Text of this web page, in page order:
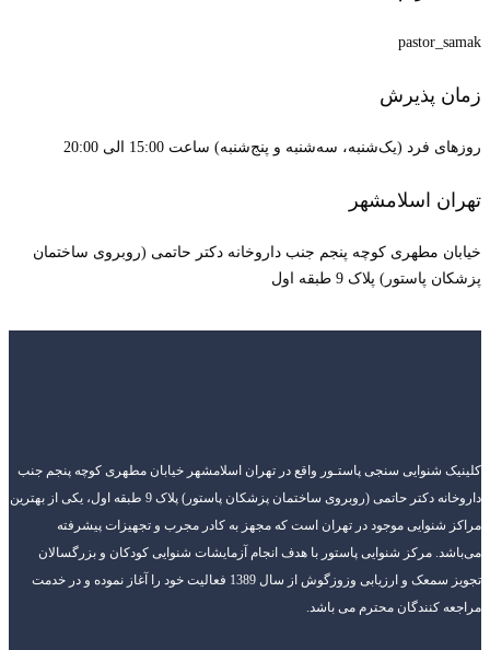
pastor_samak
زمان پذیرش
روزهای فرد (یک‌شنبه، سه‌شنبه و پنج‌شنبه) ساعت 15:00 الی 20:00
تهران اسلامشهر
خیابان مطهری کوچه پنجم جنب داروخانه دکتر حاتمی (روبروی ساختمان
پزشکان پاستور) پلاک 9 طبقه اول
کلینیک شنوایی سنجی پاستـور واقع در تهران اسلامشهر خیابان مطهری کوچه پنجم جنب
داروخانه دکتر حاتمی (روبروی ساختمان پزشکان پاستور) پلاک 9 طبقه اول، یکی از بهترین
مراکز شنوایی موجود در تهران است که مجهز به کادر مجرب و تجهیزات پیشرفته
می‌باشد. مرکز شنوایی پاستور با هدف انجام آزمایشات شنوایی کودکان و بزرگسالان
تجویز سمعک و ارزیابی وزوزگوش از سال 1389 فعالیت خود را آغاز نموده و در خدمت
مراجعه کنندگان محترم می باشد.